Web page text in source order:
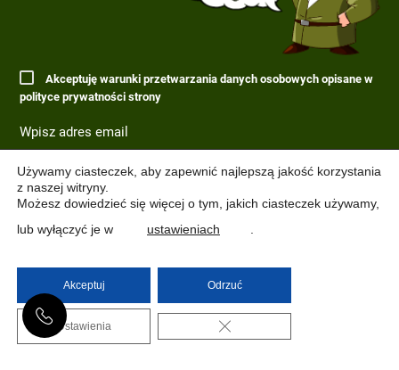
Akceptuję warunki przetwarzania danych osobowych opisane w
polityce prywatności strony
Używamy ciasteczek, aby zapewnić najlepszą jakość korzystania
z naszej witryny.
Możesz dowiedzieć się więcej o tym, jakich ciasteczek używamy,
lub wyłączyć je w
ustawieniach
Akceptuj Odrzuć
Ustawienia ZAMKNIJ PANEL